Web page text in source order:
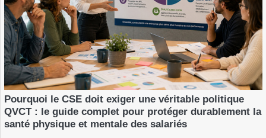
Pourquoi le CSE doit exiger une véritable politique
QVCT : le guide complet pour protéger durablement la
santé physique et mentale des salariés